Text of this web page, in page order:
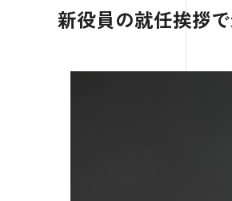
新役員の就任挨拶